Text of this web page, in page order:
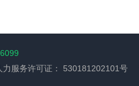
服务许可证： 530181202101号